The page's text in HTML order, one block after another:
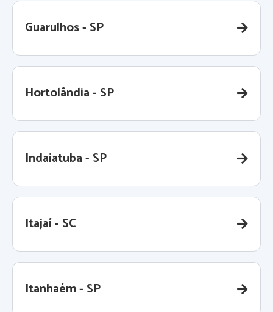
Guarulhos - SP
Hortolândia - SP
Indaiatuba - SP
Itajaí - SC
Itanhaém - SP